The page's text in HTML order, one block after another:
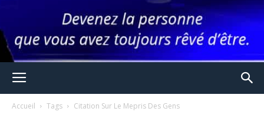
Accueil Tags Citation Sur Le Mepris Des Gens